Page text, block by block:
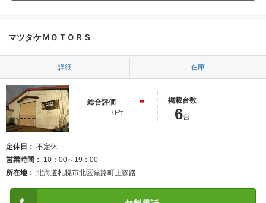
マツタケＭＯＴＯＲＳ
詳細 在庫
総合評価 -
0件
掲載台数
6台
定休日
不定休
営業時間
10：00～19：00
所在地
北海道札幌市北区篠路町上篠路